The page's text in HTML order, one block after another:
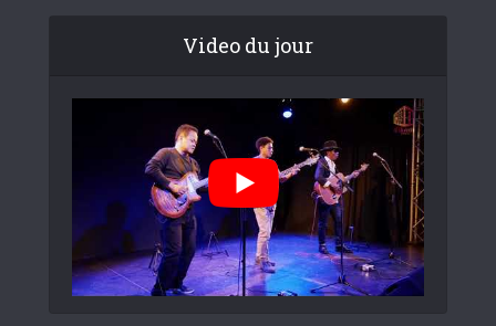
Video du jour